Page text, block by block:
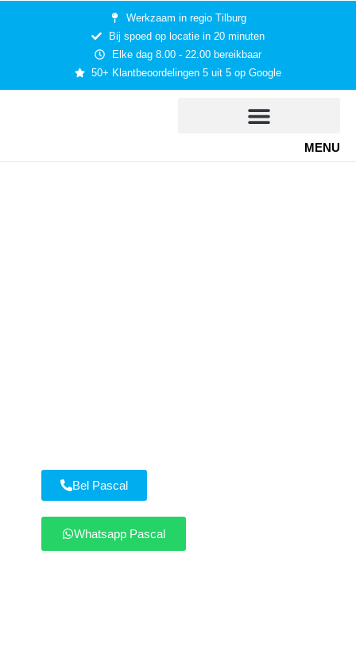
Werkzaam in regio Tilburg
Bij spoed op locatie in 20 minuten
Elke dag 8.00 - 22.00 bereikbaar
50+ Klantbeoordelingen 5 uit 5 op Google
MENU
Bel Pascal
Whatsapp Pascal